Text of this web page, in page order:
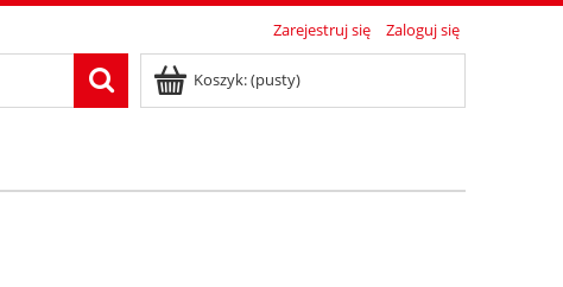
Zarejestruj się Zaloguj się
Koszyk:(pusty)